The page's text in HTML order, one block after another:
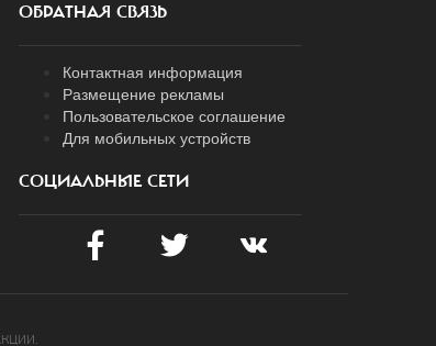
ОБРАТНАЯ СВЯЗЬ
Контактная информация
Размещение рекламы
Пользовательское соглашение
Для мобильных устройств
СОЦИАЛЬНЫЕ СЕТИ